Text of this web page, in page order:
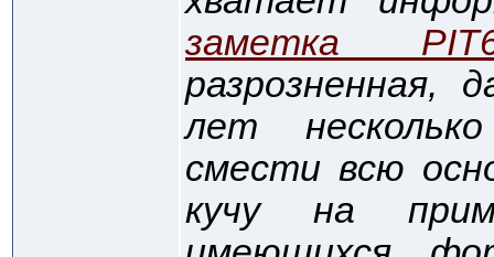
заметка
разрозненная,
лет
смести всю
кучу на